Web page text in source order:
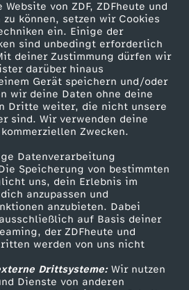
von ZDF, ZDFheute und
können, setzen wir Cookies
ein. Einige der
sind unbedingt erforderlich
deiner Zustimmung dürfen wir
darüber hinaus
Gerät speichern und/oder
wir deine Daten ohne deine
Dritte weiter, die nicht unsere
sind. Wir verwenden deine
Zwecken.
Datenverarbeitung
Speicherung von bestimmten
uns, dein Erlebnis im
anzupassen und
anzubieten. Dabei
auf Basis deiner
der ZDFheute und
werden von uns nicht
Drittsysteme:Wir nutzen
Dienste von anderen
Service
ZDFmitreden
Kontakt zum ZDF
Tickets
Zuschauerservice
Hilfe